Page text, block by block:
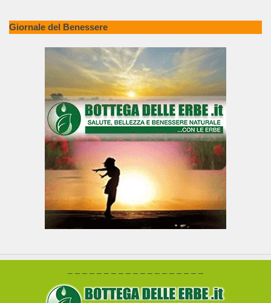
Giornale del Benessere
– – – – – – – – – – – – – – – – – – –